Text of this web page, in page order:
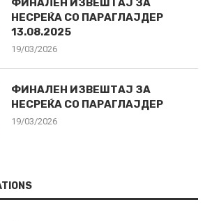
ФИНАЛЕН ИЗВЕШТАЈ ЗА
НЕСРЕЌА СО ПАРАГЛАЈДЕР
13.08.2025
19/03/2026
ФИНАЛЕН ИЗВЕШТАЈ ЗА
НЕСРЕЌА СО ПАРАГЛАЈДЕР
19/03/2026